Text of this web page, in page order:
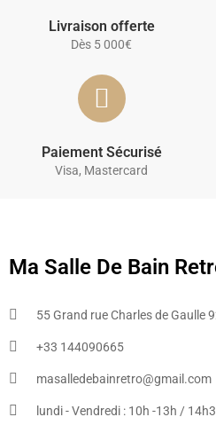
Livraison offerte
Dès 5 000€
Paiement Sécurisé
Visa, Mastercard
Ma Salle De Bain
55 Grand rue Charles de Gaulle
+33 144090665​
masalledebainretro@gmail.com
lundi - Vendredi : 10h -13h /